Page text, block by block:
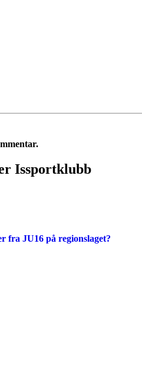
Issportklubb
fra JU16 på regionslaget?